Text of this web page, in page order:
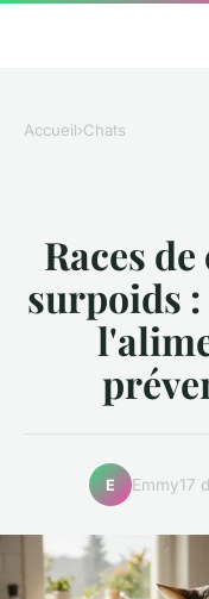
Accueil›Chats
Races
surpoids
E Emmy17